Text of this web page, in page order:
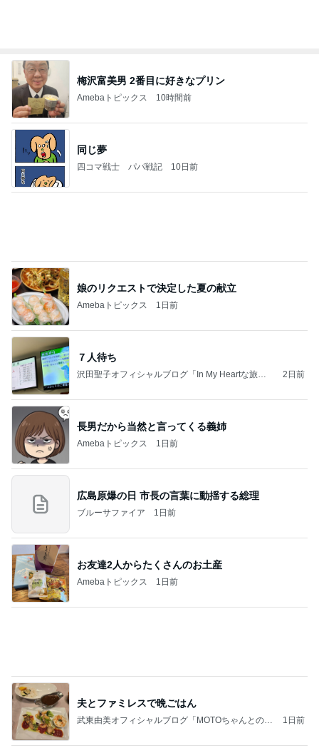
梅沢富美男 2番目に好きなプリン
Amebaトピックス 10時間前
同じ夢
四コマ戦士 パパ戦記 10日前
娘のリクエストで決定した夏の献立
Amebaトピックス 1日前
７人待ち
沢田聖子オフィシャルブログ「In My Heartな旅日
2日前
長男だから当然と言ってくる義姉
Amebaトピックス 1日前
広島原爆の日 市長の言葉に動揺する総理
ブルーサファイア 1日前
お友達2人からたくさんのお土産
Amebaトピックス 1日前
夫とファミレスで晩ごはん
武東由美オフィシャルブログ「MOTOちゃんとのは
1日前